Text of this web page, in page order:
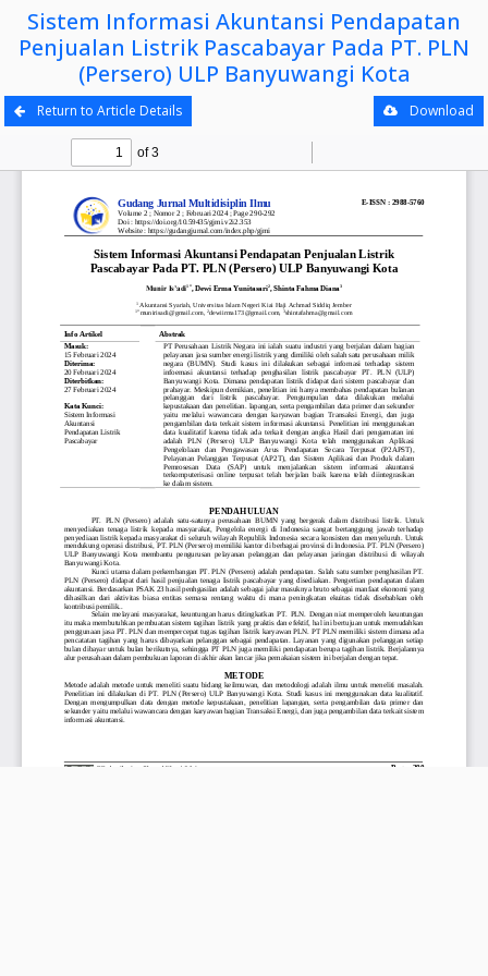
Sistem Informasi Akuntansi Pendapatan
Penjualan Listrik Pascabayar Pada PT. PLN
(Persero) ULP Banyuwangi Kota
Return to Article Details Download